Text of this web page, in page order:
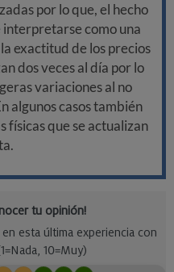
por lo que, el hecho
interpretarse como una
exactitud de los precios
dos veces al día por lo
variaciones al no
algunos casos también
físicas que se actualizan